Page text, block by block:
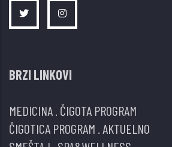
BRZI LINKOVI
MEDICINA ČIGOTA PROGRAM
ČIGOTICA PROGRAM AKTUELNO